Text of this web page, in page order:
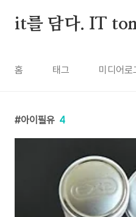
it를 담다. IT
홈 태그 미디어로
아이필유 4